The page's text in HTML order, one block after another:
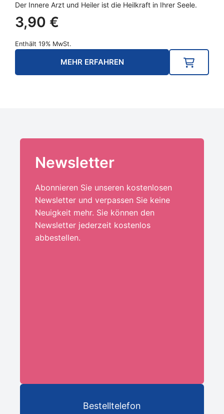
Der Innere Arzt und Heiler ist die Heilkraft in Ihrer Seele.
3,90 €
Enthält 19% MwSt.
MEHR ERFAHREN
Newsletter
Abonnieren Sie unseren kostenlosen
Newsletter und verpassen Sie keine
Neuigkeit mehr. Sie können den
Newsletter jederzeit kostenlos
abbestellen.
Bestelltelefon